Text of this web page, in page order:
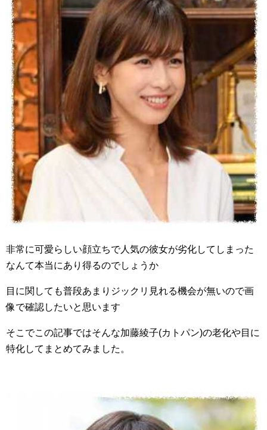
非常に可愛らしい顔立ちで人気の彼女が劣化してしまった
なんて本当にあり得るのでしょうか
目に関しても普段あまりジックリ見れる機会が無いので画
像で確認したいと思います
そこでこの記事ではそんな加藤綾子(カトパン)の老化や目に
特化してまとめてみました。